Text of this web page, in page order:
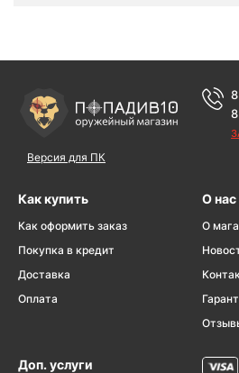
Версия для ПК
Как купить
Как оформить заказ
Покупка в кредит
Доставка
Оплата
О нас
О
Доп. услуги